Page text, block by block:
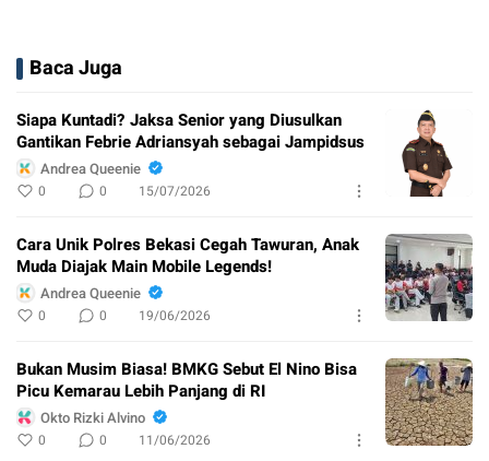
Baca Juga
Siapa Kuntadi? Jaksa Senior yang Diusulkan
Gantikan Febrie Adriansyah sebagai Jampidsus
Andrea Queenie
0 0 15/07/2026
Cara Unik Polres Bekasi Cegah Tawuran, Anak
Muda Diajak Main Mobile Legends!
Andrea Queenie
0 0 19/06/2026
Bukan Musim Biasa! BMKG Sebut El Nino Bisa
Picu Kemarau Lebih Panjang di RI
Okto Rizki Alvino
0 0 11/06/2026